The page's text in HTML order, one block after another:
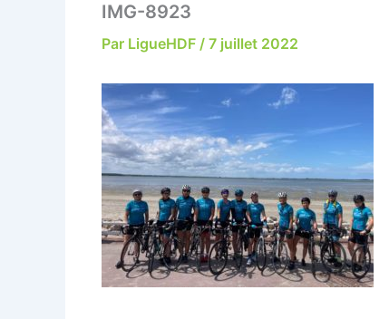
IMG-8923
Par LigueHDF / 7 juillet 2022